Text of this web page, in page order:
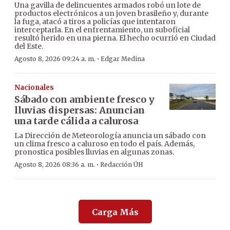
Una gavilla de delincuentes armados robó un lote de
productos electrónicos a un joven brasileño y, durante
la fuga, atacó a tiros a policías que intentaron
interceptarla. En el enfrentamiento, un suboficial
resultó herido en una pierna. El hecho ocurrió en Ciudad
del Este.
Agosto 8, 2026 09:24 a. m. · Edgar Medina
Nacionales
Sábado con ambiente fresco y
lluvias dispersas: Anuncian
una tarde cálida a calurosa
La Dirección de Meteorología anuncia un sábado con
un clima fresco a caluroso en todo el país. Además,
pronostica posibles lluvias en algunas zonas.
Agosto 8, 2026 08:36 a. m. · Redacción ÚH
Carga Más